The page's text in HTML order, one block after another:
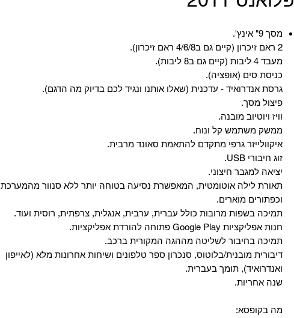
מסך 9" אינץ'.
2 ראם זיכרון (קיים גם ב4/6/8 ראם זיכרון).
מעבד 4 ליבות (קיים גם ב8 ליבות).
כניסת סים (אופציה).
גרסת אנדרואיד - עדכנית (שאלו אותנו ונגיד לכם בדיוק מה הדגם).
פיצול מסך.
וויז ויוטיוב מובנה.
ממשק משתמש קל ונוח.
איקוולייזר גרפי מתקדם להתאמת סאונד מרבית.
זוג חיבורי USB.
יציאה למגבר חיצוני.
תאורת לילה אוטומטית, המאפשרת נסיעה בטוחה יותר ללא סנוור מהמערכת
וכפתורים מוארים.
תמיכה בשפות מרובות כולל עברית, ערבית, אנגלית, צרפתית, רוסית ועוד.
‏חנות אפליקציות Google Play פתוחה להורדת אפליקציות.
‏תמיכה בחיבור לשליטה מההגה המקורית ברכב.
‏דיבורית מובנית/בלוטוס, ‏סנכרון ספר טלפונים ושיחות אחרונות מלא (לאייפון
ואנדרואיד), תומך בעברית.
שנה אחריות.
מה בקופסא: